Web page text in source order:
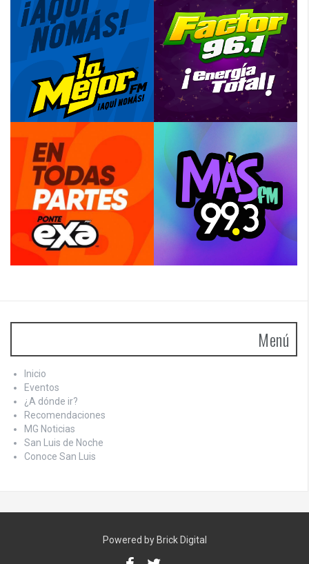
Menú
Inicio
Eventos
¿A dónde ir?
Recomendaciones
MG Noticias
San Luis de Noche
Conoce San Luis
Powered by Brick Digital